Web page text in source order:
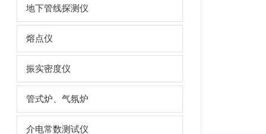
地下管线探测仪
熔点仪
振实密度仪
管式炉、气氛炉
介电常数测试仪